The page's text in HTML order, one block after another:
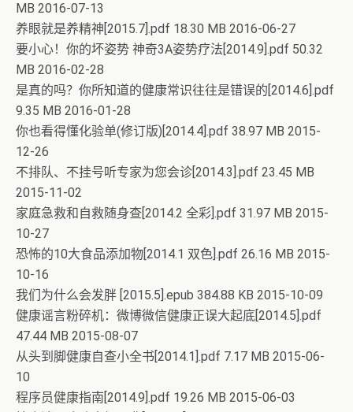
MB 2016-07-13
养眼就是养精神[2015.7].pdf 18.30 MB 2016-06-27
要小心！你的坏姿势 神奇3A姿势疗法[2014.9].pdf 50.32
MB 2016-02-28
是真的吗？你所知道的健康常识往往是错误的[2014.6].pdf
9.35 MB 2016-01-28
你也看得懂化验单(修订版)[2014.4].pdf 38.97 MB 2015-
12-26
不排队、不挂号听专家为您会诊[2014.3].pdf 23.45 MB
2015-11-02
家庭急救和自救随身查[2014.2 全彩].pdf 31.97 MB 2015-
10-27
恐怖的10大食品添加物[2014.1 双色].pdf 26.16 MB 2015-
10-16
我们为什么会发胖 [2015.5].epub 384.88 KB 2015-10-09
健康谣言粉碎机：微博微信健康正误大起底[2014.5].pdf
47.44 MB 2015-08-07
从头到脚健康自查小全书[2014.1].pdf 7.17 MB 2015-06-
10
程序员健康指南[2014.9].pdf 19.26 MB 2015-06-03